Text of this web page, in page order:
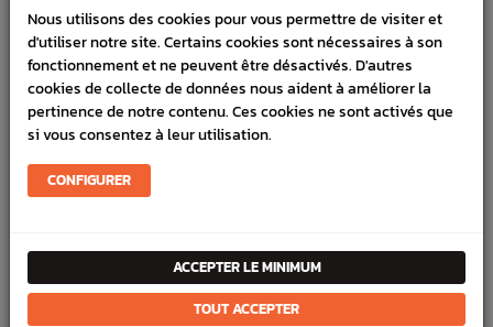
Marque :SUBARU
Référence :2015
En stock :5
FICHE TECHNIQUE
Turbo
Joints
DANSLA MÊME
CATÉGORIE
Nous utilisons des cookies pour vous permettre de visiter et
d'utiliser notre site. Certains cookies sont nécessaires à son
fonctionnement et ne peuvent être désactivés. D'autres
cookies de collecte de données nous aident à améliorer la
pertinence de notre contenu. Ces cookies ne sont activés que
si vous consentez à leur utilisation.
CONFIGURER
ACCEPTER LE MINIMUM
TOUT ACCEPTER